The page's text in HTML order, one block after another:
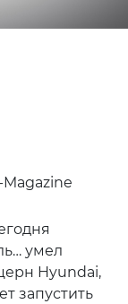
умел
Hyundai,
запустить